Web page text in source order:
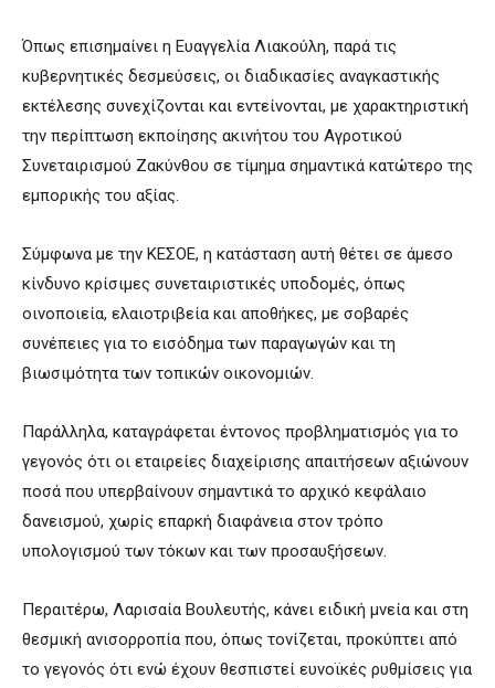
Όπως επισημαίνει η Ευαγγελία Λιακούλη, παρά τις
κυβερνητικές δεσμεύσεις, οι διαδικασίες αναγκαστικής
εκτέλεσης συνεχίζονται και εντείνονται, με χαρακτηριστική
την περίπτωση εκποίησης ακινήτου του Αγροτικού
Συνεταιρισμού Ζακύνθου σε τίμημα σημαντικά κατώτερο της
εμπορικής του αξίας.
Σύμφωνα με την ΚΕΣΟΕ, η κατάσταση αυτή θέτει σε άμεσο
κίνδυνο κρίσιμες συνεταιριστικές υποδομές, όπως
οινοποιεία, ελαιοτριβεία και αποθήκες, με σοβαρές
συνέπειες για το εισόδημα των παραγωγών και τη
βιωσιμότητα των τοπικών οικονομιών.
Παράλληλα, καταγράφεται έντονος προβληματισμός για το
γεγονός ότι οι εταιρείες διαχείρισης απαιτήσεων αξιώνουν
ποσά που υπερβαίνουν σημαντικά το αρχικό κεφάλαιο
δανεισμού, χωρίς επαρκή διαφάνεια στον τρόπο
υπολογισμού των τόκων και των προσαυξήσεων.
Περαιτέρω, Λαρισαία Βουλευτής, κάνει ειδική μνεία και στη
θεσμική ανισορροπία που, όπως τονίζεται, προκύπτει από
το γεγονός ότι ενώ έχουν θεσπιστεί ευνοϊκές ρυθμίσεις για